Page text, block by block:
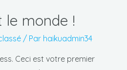
le monde !
/ Par haikuadmin34
Ceci est votre premier